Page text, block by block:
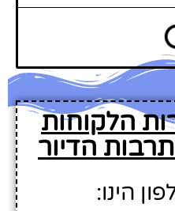
הלקוחות
הדיור
הינו: